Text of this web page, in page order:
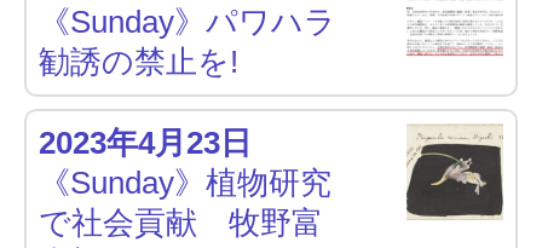
《Sunday》パワハラ
勧誘の禁止を!
2023年4月23日
《Sunday》植物研究
で社会貢献 牧野富